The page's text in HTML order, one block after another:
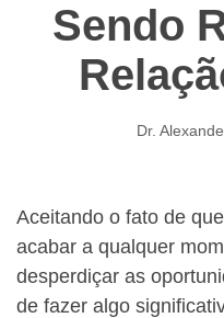
Sendo
Dr.
Aceitando o fato de
acabar a qualquer
desperdiçar as
de fazer algo